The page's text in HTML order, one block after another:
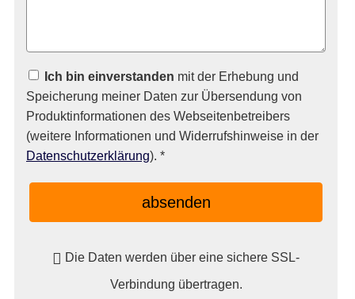
Ich bin einverstanden mit der Erhebung und
Speicherung meiner Daten zur Übersendung von
Produktinformationen des Webseitenbetreibers
(weitere Informationen und Widerrufshinweise in der
Datenschutzerklärung). *
absenden
Die Daten werden über eine sichere SSL-
Verbindung übertragen.